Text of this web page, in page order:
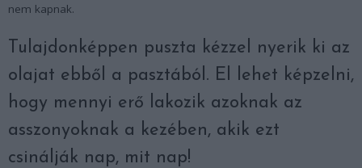
nem kapnak.
Tulajdonképpen puszta kézzel nyerik ki az
olajat ebből a pasztából. El lehet képzelni,
hogy mennyi erő lakozik azoknak az
asszonyoknak a kezében, akik ezt
csinálják nap, mit nap!